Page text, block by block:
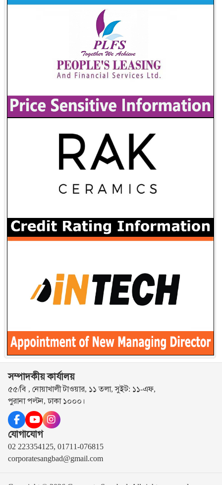
সম্পাদকীয় কার্যালয়
৫৫/বি , নোয়াখালী টাওয়ার, ১১ তলা, সুইট: ১১-এফ,
পুরানা পল্টন, ঢাকা ১০০০।
যোগাযোগ
02 223354125, 01711-076815
corporatesangbad@gmail.com